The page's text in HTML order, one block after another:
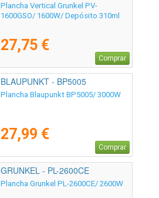
Plancha Vertical Grunkel PV-
1600GSO/ 1600W/ Depósito 310ml
27,75 €
Comprar
BLAUPUNKT - BP5005
Plancha Blaupunkt BP5005/ 3000W
27,99 €
Comprar
GRUNKEL - PL-2600CE
Plancha Grunkel PL-2600CE/ 2600W